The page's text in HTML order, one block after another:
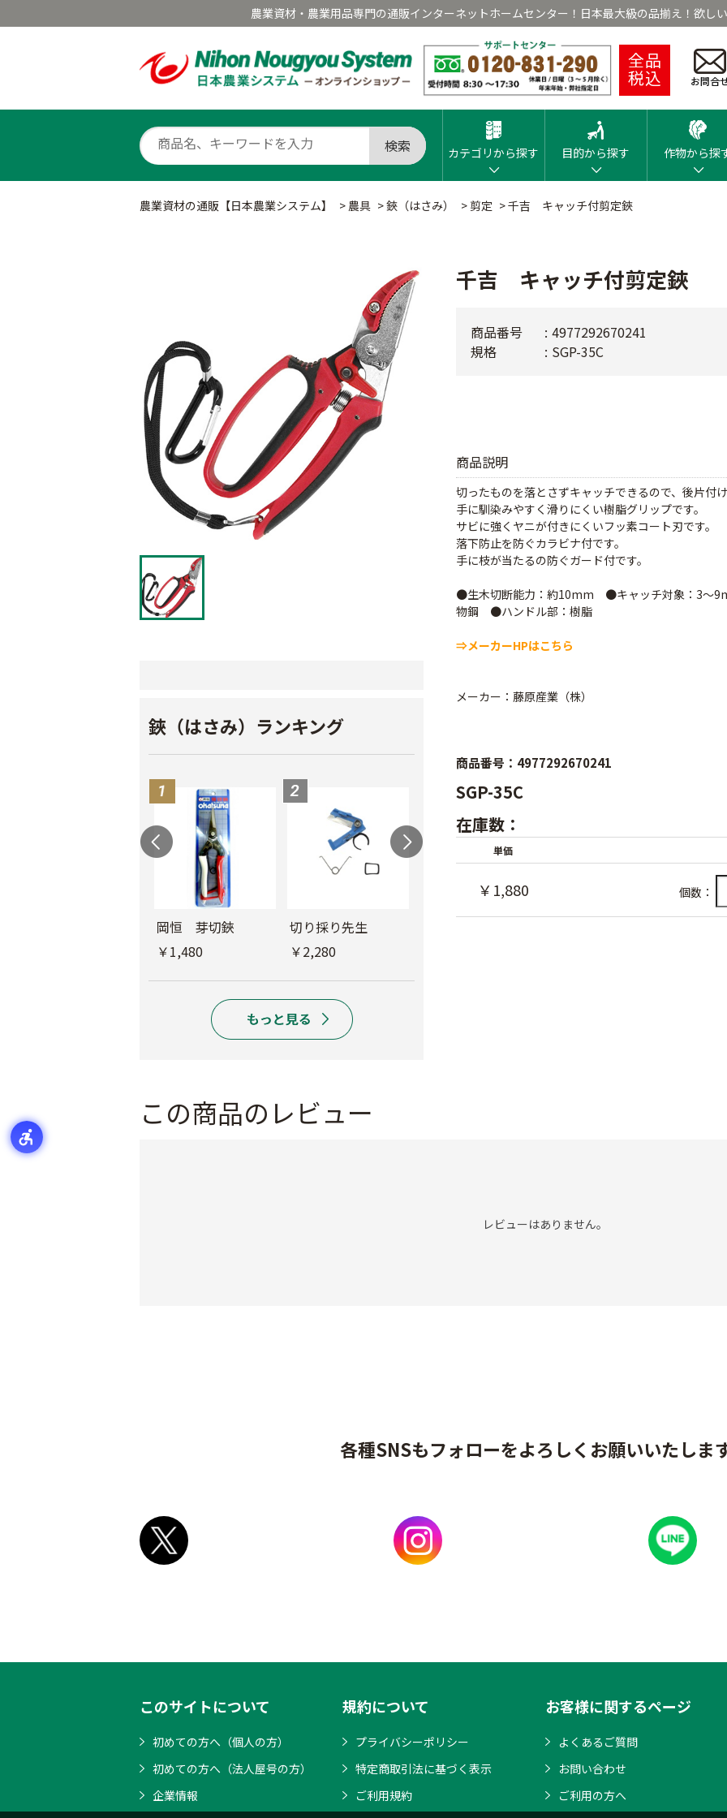
農業資材・農業用品専門の通販インターネットホームセンター！日本最大級の品揃え！欲し
全品
税込 お問合
検索 カテゴリから探す 目的から探す 作物から探
農業資材の通販【日本農業システム】 > 農具 >鋏（はさみ） > 剪定 >千吉 キャッチ付剪定鋏
鋏（はさみ）ランキング
岡恒 芽切鋏
￥1,480
切り採り先生
￥2,280
千吉 キャッチ付剪定鋏
商品説明
切ったものを落とさずキャッチできるので、後片付
手に馴染みやすく滑りにくい樹脂グリップです。
サビに強くヤニが付きにくいフッ素コート刃です。
落下防止を防ぐカラビナ付です。
手に枝が当たるの防ぐガード付です。
●生木切断能力：約10mm ●キャッチ対象：3
物鋼 ●ハンドル部：樹脂
⇒メーカーHPはこちら
メーカー：藤原産業（株）
商品番号
4977292670241
規格
SGP-35C
商品番号：4977292670241
SGP-35C
在庫数：
単価
￥1,880 個数：
この商品のレビュー
レビューはありません。
各種SNSもフォローをよろしくお願いいたしま
このサイトについて
初めての方へ（個人の方）
初めての方へ（法人屋号の方）
企業情報
規約について
プライバシーポリシー
特定商取引法に基づく表示
ご利用規約
お客様に関するページ
よくあるご質問
お問い合わせ
ご利用の方へ